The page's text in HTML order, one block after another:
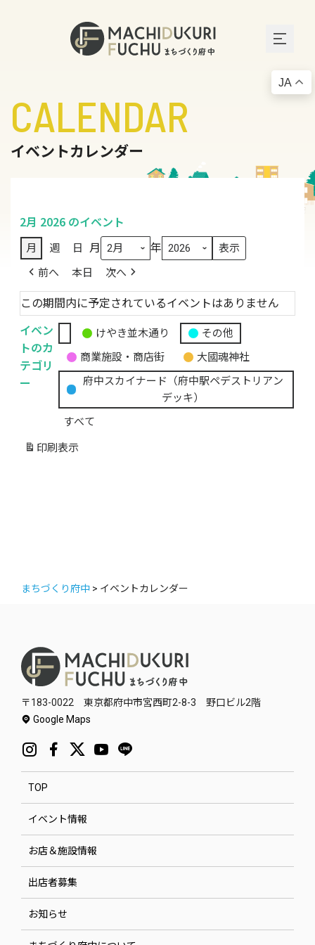
CALENDAR
イベントカレンダー
2月 2026 のイベント
月 週 日 月 年
前へ 本日 次へ
この期間内に予定されているイベントはありません
イベン
トのカ
テゴリ
ー
無
題
の
カ
テ
ゴ
リ
けやき並木通り
その他
商業施設・商店街
大國魂神社
府中スカイナード（府中駅ペデストリアン
デッキ）
すべて
印刷 表示
まちづくり府中 > イベントカレンダー
〒183-0022 東京都府中市宮西町2-8-3 野口ビル2階
Google Maps
TOP
イベント情報
お店＆施設情報
出店者募集
お知らせ
JA